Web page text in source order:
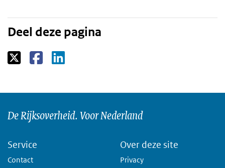
Deel deze pagina
De Rijksoverheid. Voor Nederland
Service
Contact
Over deze site
Privacy